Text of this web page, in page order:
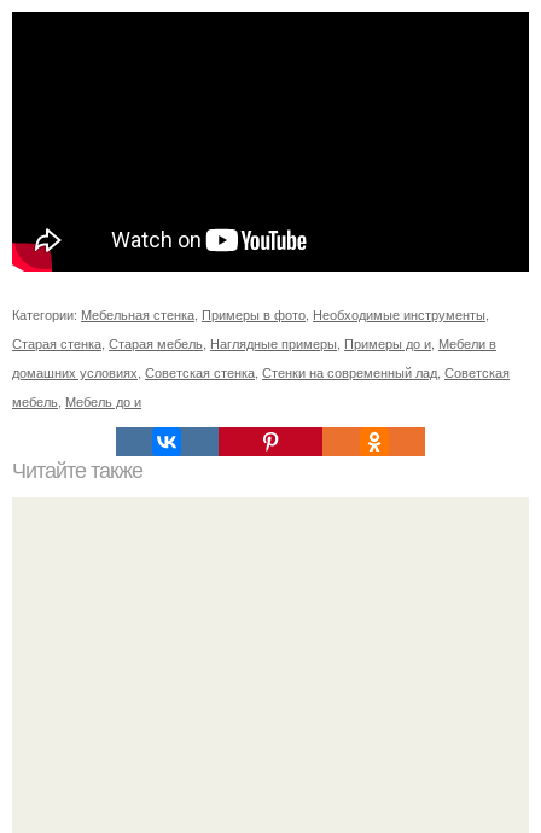
Категории: Мебельная стенка, Примеры в фото, Необходимые инструменты,
Старая стенка, Старая мебель, Наглядные примеры, Примеры до и, Мебели в
домашних условиях, Советская стенка, Стенки на современный лад, Советская
мебель, Мебель до и
Читайте также